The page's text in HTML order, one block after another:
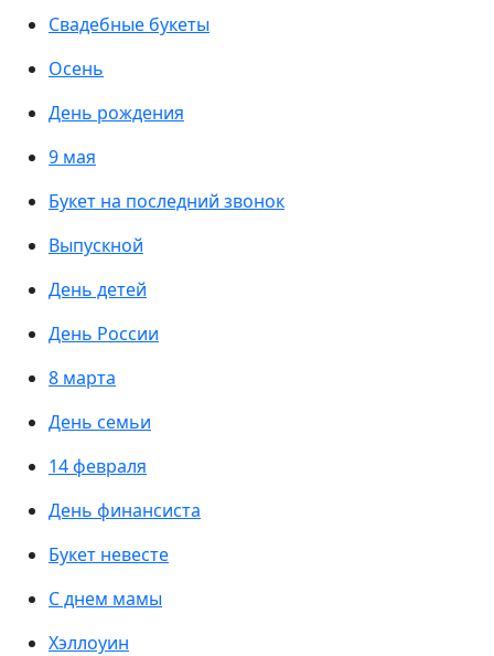
Свадебные букеты
Осень
День рождения
9 мая
Букет на последний звонок
Выпускной
День детей
День России
8 марта
День семьи
14 февраля
День финансиста
Букет невесте
С днем мамы
Хэллоуин